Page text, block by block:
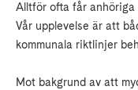
Alltför ofta får anhöriga
Vår upplevelse är att
kommunala riktlinjer
Mot bakgrund av att